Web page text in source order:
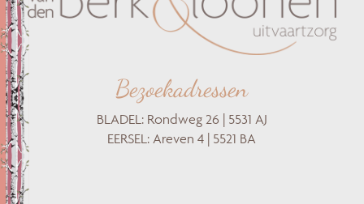
Bezoekadressen
BLADEL: Rondweg 26 | 5531 AJ
EERSEL: Areven 4 | 5521 BA